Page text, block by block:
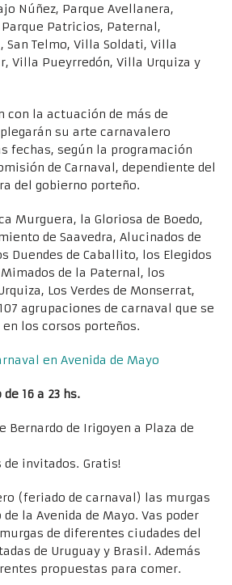
Núñez, Parque Avellanera,
Parque Patricios, Paternal,
San Telmo, Villa Soldati, Villa
Villa Pueyrredón, Villa Urquiza y
con la actuación de más de
su arte carnavalero
fechas, según la programación
de Carnaval, dependiente del
del gobierno porteño.
Murguera, la Gloriosa de Boedo,
de Saavedra, Alucinados de
Duendes de Caballito, los Elegidos
de la Paternal, los
Los Verdes de Monserrat,
agrupaciones de carnaval que se
los corsos porteños.
en Avenida de Mayo
16 a 23 hs.
Bernardo de Irigoyen a Plaza de
invitados. Gratis!
(feriado de carnaval) las murgas
la Avenida de Mayo. Vas poder
de diferentes ciudades del
de Uruguay y Brasil. Además
propuestas para comer.